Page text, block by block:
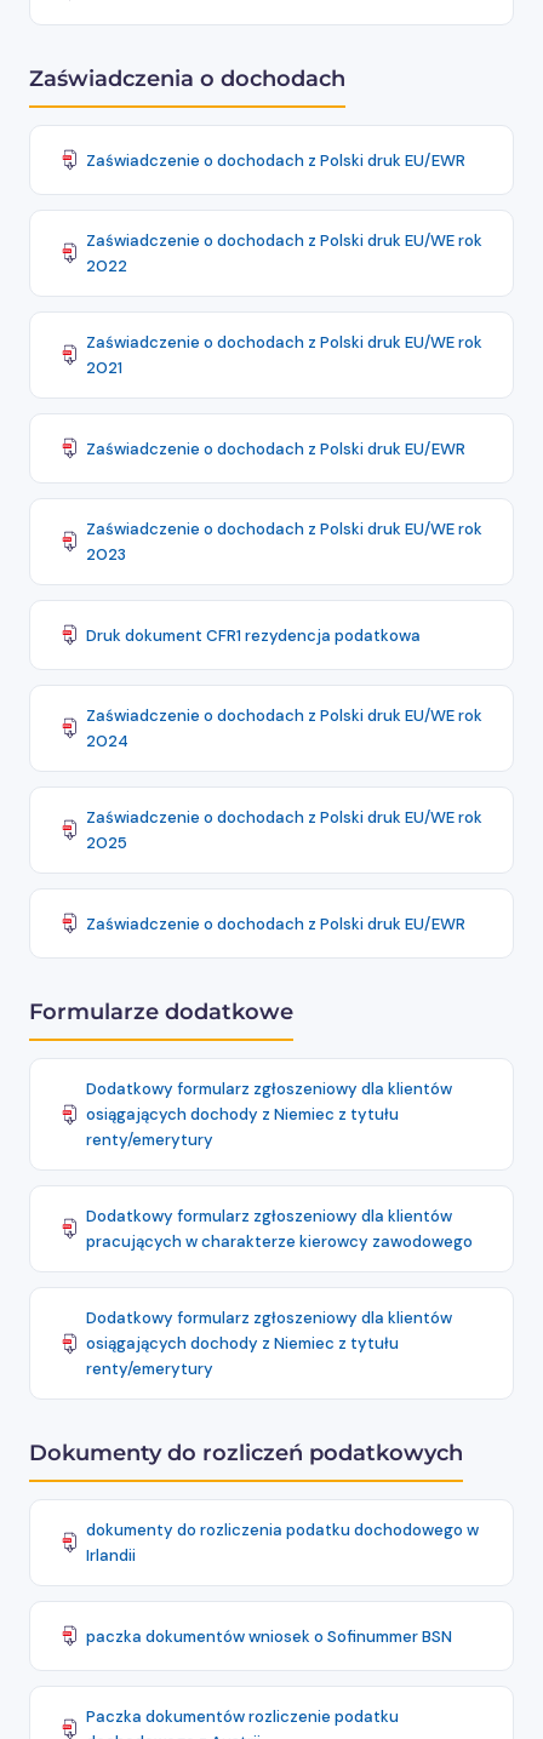
Zaświadczenia o dochodach
Zaświadczenie o dochodach z Polski druk EU/EWR
Zaświadczenie o dochodach z Polski druk EU/WE rok
2022
Zaświadczenie o dochodach z Polski druk EU/WE rok
2021
Zaświadczenie o dochodach z Polski druk EU/EWR
Zaświadczenie o dochodach z Polski druk EU/WE rok
2023
Druk dokument CFR1 rezydencja podatkowa
Zaświadczenie o dochodach z Polski druk EU/WE rok
2024
Zaświadczenie o dochodach z Polski druk EU/WE rok
2025
Zaświadczenie o dochodach z Polski druk EU/EWR
Formularze dodatkowe
Dodatkowy formularz zgłoszeniowy dla klientów
osiągających dochody z Niemiec z tytułu
renty/emerytury
Dodatkowy formularz zgłoszeniowy dla klientów
pracujących w charakterze kierowcy zawodowego
Dodatkowy formularz zgłoszeniowy dla klientów
osiągających dochody z Niemiec z tytułu
renty/emerytury
Dokumenty do rozliczeń podatkowych
dokumenty do rozliczenia podatku dochodowego w
Irlandii
paczka dokumentów wniosek o Sofinummer BSN
Paczka dokumentów rozliczenie podatku